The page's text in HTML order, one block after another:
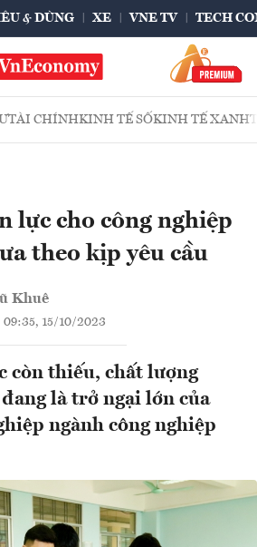
& DÙNG XE VNE TV TECH
TÀI CHÍNHKINH TẾ SỐKINH TẾ XANH
lực cho công nghiệp
theo kịp yêu cầu
Khuê
09:35, 15/10/2023
còn thiếu, chất lượng
là trở ngại lớn của
ngành công nghiệp